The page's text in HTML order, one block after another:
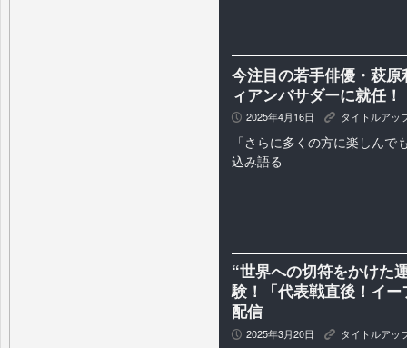
今注目の若手俳優・萩
ィアンバサダーに就任！
P 2025年4月16日 K タイトルアッ
「さらに多くの方に楽しんで
込み語る
“世界への切符をかけた
験！「代表戦直後！イ
配信
P 2025年3月20日 K タイトルアッ